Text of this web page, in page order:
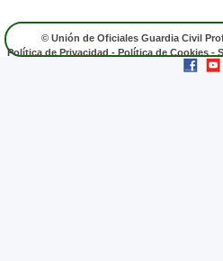
© Unión de Oficiales Guardia Civil
Política de Privacidad - Política de Cookies -